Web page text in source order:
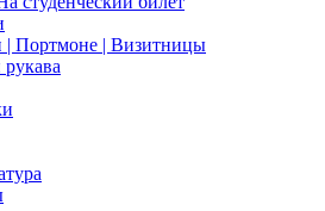
| Портмоне | Визитницы